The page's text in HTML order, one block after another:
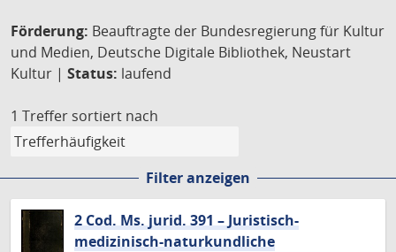
Förderung: Beauftragte der Bundesregierung für Kultur
und Medien, Deutsche Digitale Bibliothek, Neustart
Kultur | Status: laufend
1 Treffer sortiert nach
Filter anzeigen
2 Cod. Ms. jurid. 391 – Juristisch-
medizinisch-naturkundliche